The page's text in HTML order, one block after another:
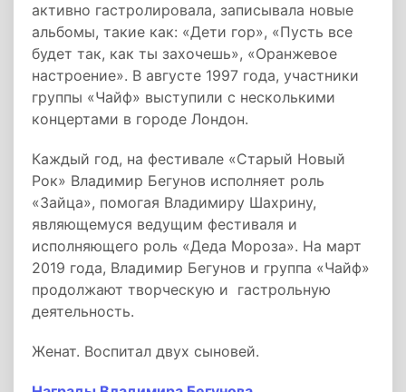
активно гастролировала, записывала новые
альбомы, такие как: «Дети гор», «Пусть все
будет так, как ты захочешь», «Оранжевое
настроение». В августе 1997 года, участники
группы «Чайф» выступили с несколькими
концертами в городе Лондон.
Каждый год, на фестивале «Старый Новый
Рок» Владимир Бегунов исполняет роль
«Зайца», помогая Владимиру Шахрину,
являющемуся ведущим фестиваля и
исполняющего роль «Деда Мороза». На март
2019 года, Владимир Бегунов и группа «Чайф»
продолжают творческую и гастрольную
деятельность.
Женат. Воспитал двух сыновей.